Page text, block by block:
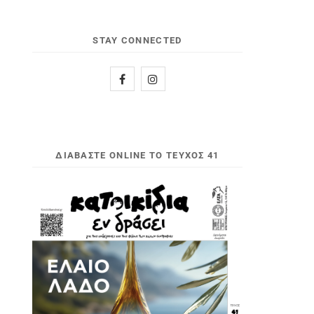
STAY CONNECTED
ΔΙΑΒΆΣΤΕ ONLINE ΤΟ ΤΕΎΧΟΣ 41